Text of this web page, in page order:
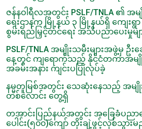
ဇန်နဝါရီလအတွင်း PSLF/TNLA ၏ အ
ရေးဌာနက မြို့နယ် ၃ မြို့နယ်ရှိ ကျေးရွ
စွမ်းရည်မြှင့်တင်ရေး အသိပညာပေးမှုမျ
PSLF/TNLA အမျိုးသမီးများအဖွဲ့မှ ဦ
နေ့တွင် ကျရောက်သည့် နိုင်ငံတကာအမျိုး
အခမ်းအနား ကျင်းပပြုလုပ်ခဲ့
နမ္မတူမြစ်အတွင်း သေဆုံးနေသည့် အမျို
တစ်လောင်း တွေ့ရှိ
တအာင်းပြည်နယ်အတွင်း အခြေခံပညာရ
ပေါင်း(၅၀၀)ကျော် တိုးချဲ့ဖွင့်လှစ်သွား